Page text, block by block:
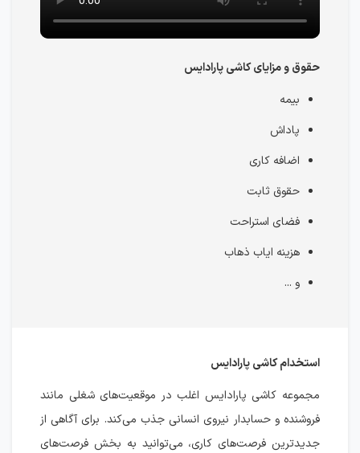
حقوق و مزایای کاشی پارادایس
بیمه
پاداش
اضافه کاری
حقوق ثابت
فضای استراحت
هزینه ایاب ذهاب
و ...
استخدام کاشی پارادایس
مجموعه کاشی پارادایس اغلب در موقعیت‌های شغلی مانند
فروشنده و حسابدار نیروی انسانی جذب می‌کند. برای آگاهی از
جدیدترین فرصت‌های کاری، می‌توانید به بخش فرصت‌های